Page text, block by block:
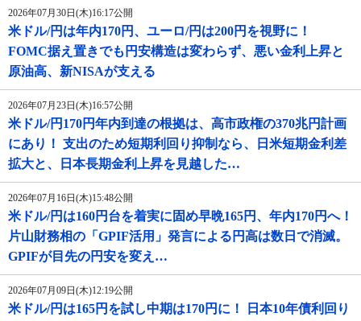
2026年07月30日(木)16:17公開
米ドル/円は年内170円、ユーロ/円は200円を視野に！
FOMC据え置きでも円安構造は変わらず、悪い金利上昇と
原油高、新NISAが支える
2026年07月23日(木)16:57公開
米ドル/円170円年内到達の根拠は、高市政権の370兆円計画
にあり！ 支出のため短期利回り抑制なら、日米短期金利差
拡大と、日本長期金利上昇を見越した…
2026年07月16日(木)15:48公開
米ドル/円は160円台を着実に固め早晩165円、年内170円へ！
片山財務相の「GPIF活用」発言による円高は数日で消滅。
GPIFが目先の円安を変え…
2026年07月09日(木)12:19公開
米ドル/円は165円を試し中期は170円に！ 日本10年債利回り